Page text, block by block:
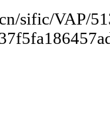
sific/VAP/